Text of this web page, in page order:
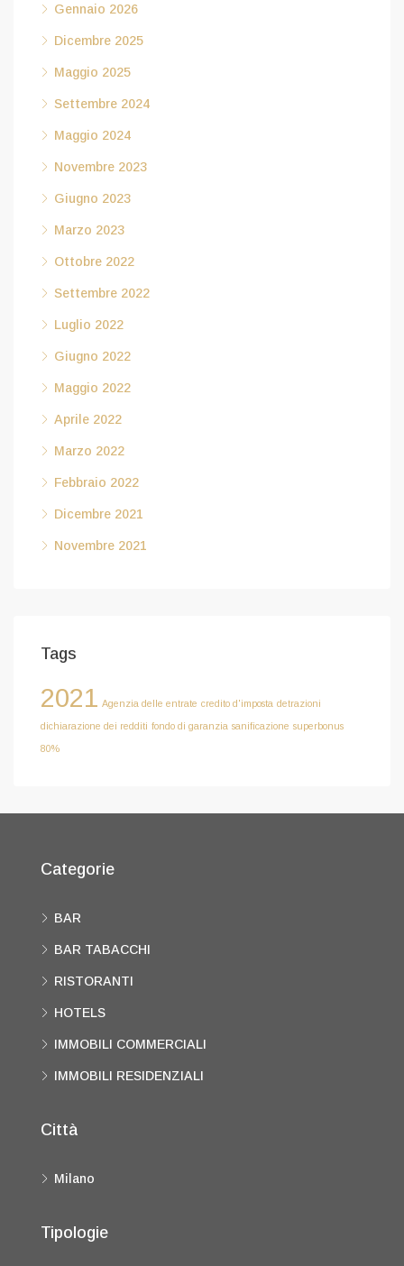
Gennaio 2026
Dicembre 2025
Maggio 2025
Settembre 2024
Maggio 2024
Novembre 2023
Giugno 2023
Marzo 2023
Ottobre 2022
Settembre 2022
Luglio 2022
Giugno 2022
Maggio 2022
Aprile 2022
Marzo 2022
Febbraio 2022
Dicembre 2021
Novembre 2021
Tags
2021 Agenzia delle entrate credito d'imposta detrazioni
dichiarazione dei redditi fondo di garanzia sanificazione superbonus
80%
Categorie
BAR
BAR TABACCHI
RISTORANTI
HOTELS
IMMOBILI COMMERCIALI
IMMOBILI RESIDENZIALI
Città
Milano
Tipologie